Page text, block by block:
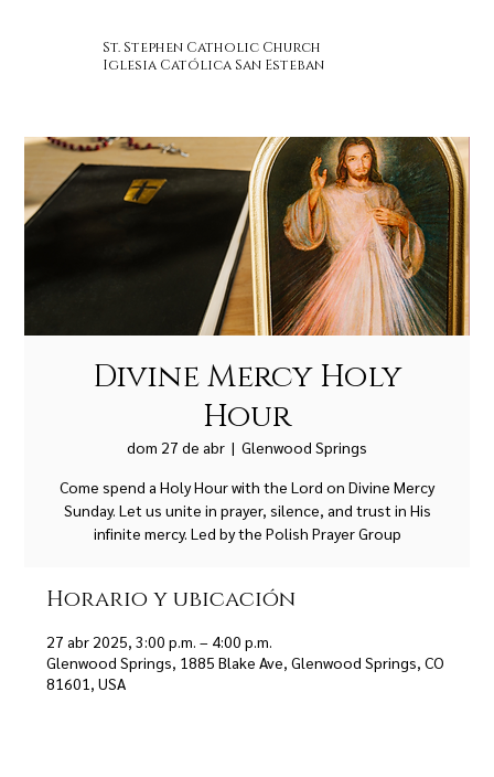
St. Stephen Catholic Church
Iglesia Católica San Esteban
Divine Mercy Holy
Hour
dom 27 de abr
  |
Glenwood Springs
Come spend a Holy Hour with the Lord on Divine Mercy
Sunday. Let us unite in prayer, silence, and trust in His
infinite mercy. Led by the Polish Prayer Group
Horario y ubicación
27 abr 2025, 3:00 p.m. – 4:00 p.m.
Glenwood Springs, 1885 Blake Ave, Glenwood Springs, CO
81601, USA